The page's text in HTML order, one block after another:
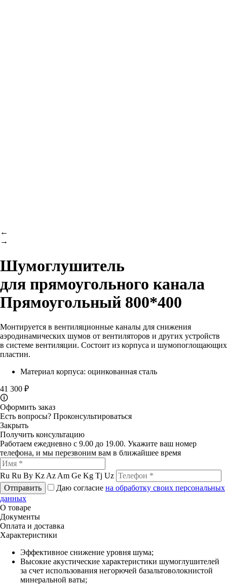
←
→
Шумоглушитель
для прямоугольного канала
Прямоугольный 800*400
Монтируется в вентиляционные каналы для снижения
аэродинамических шумов от вентиляторов и других устройств
в системе вентиляции. Состоит из корпуса и шумопоглощающих
пластин.
Материал корпуса: оцинкованная сталь
41 300 ₽
🛈
Оформить заказ
Есть вопросы? Проконсультироваться
Закрыть
Получить консультацию
Работаем ежедневно с 9.00 до 19.00. Укажите ваш номер
телефона, и мы перезвоним вам в ближайшее время
Ru Ru By Kz Az Am Ge Kg Tj Uz
Отправить
Даю согласие на обработку своих персональных
данных
О товаре
Документы
Оплата и доставка
Характеристики
Эффективное снижение уровня шума;
Высокие акустические характеристики шумоглушителей
за счет использования негорючей базальтоволокнистой
минеральной ваты;